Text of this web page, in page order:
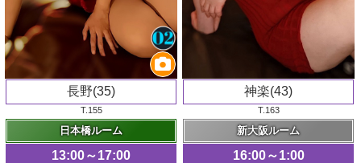
長野(35)
T.155
日本橋ルーム
13:00～17:00
神楽(43)
T.163
新大阪ルーム
16:00～1:00